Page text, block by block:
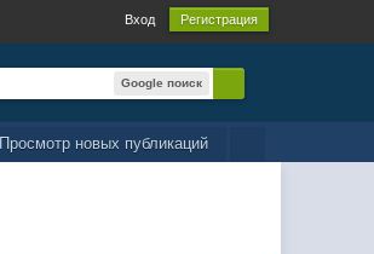
Вход Регистрация
Google поиск
Просмотр новых публикаций